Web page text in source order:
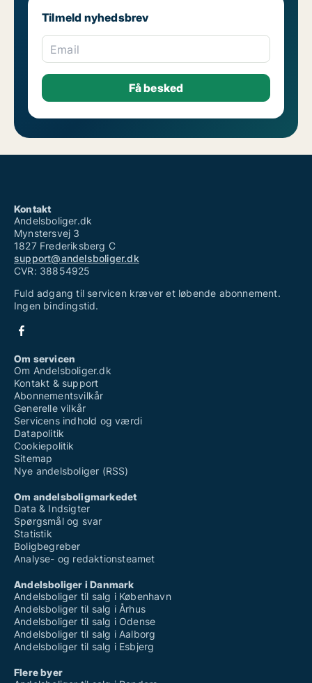
Tilmeld nyhedsbrev
Email
Kontakt
Andelsboliger.dk
Mynstersvej 3
1827 Frederiksberg C
support@andelsboliger.dk
CVR: 38854925
Fuld adgang til servicen kræver et løbende abonnement.
Ingen bindingstid.
Om servicen
Om Andelsboliger.dk
Kontakt & support
Abonnementsvilkår
Generelle vilkår
Servicens indhold og værdi
Datapolitik
Cookiepolitik
Sitemap
Nye andelsboliger (RSS)
Om andelsboligmarkedet
Data & Indsigter
Spørgsmål og svar
Statistik
Boligbegreber
Analyse- og redaktionsteamet
Andelsboliger i Danmark
Andelsboliger til salg i København
Andelsboliger til salg i Århus
Andelsboliger til salg i Odense
Andelsboliger til salg i Aalborg
Andelsboliger til salg i Esbjerg
Flere byer